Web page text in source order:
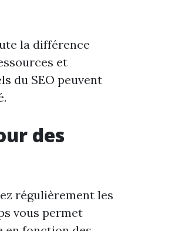
la différence
et
du SEO peuvent
des
régulièrement les
vous permet